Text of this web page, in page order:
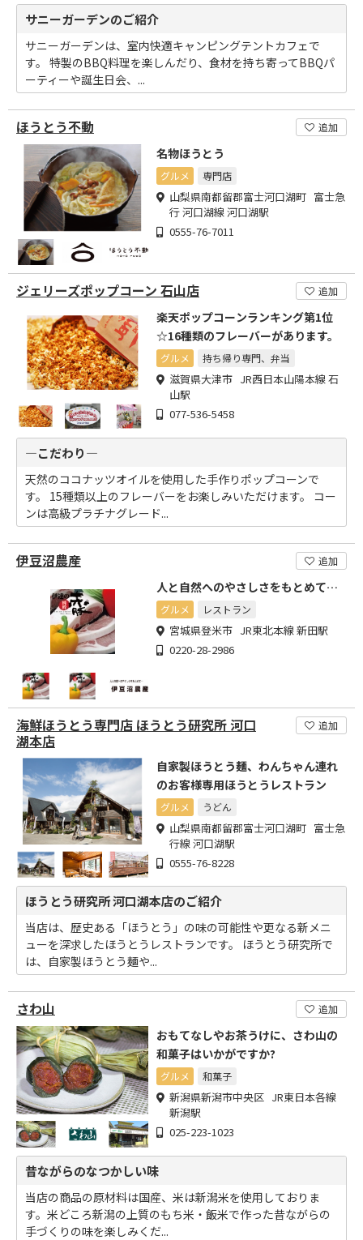
サニーガーデンのご紹介
サニーガーデンは、室内快適キャンピングテントカフェで
す。 特製のBBQ料理を楽しんだり、食材を持ち寄ってBBQパ
ーティーや誕生日会、...
ほうとう不動 追加
名物ほうとう
グルメ 専門店
山梨県南都留郡富士河口湖町 富士急
行 河口湖線 河口湖駅
0555-76-7011
ジェリーズポップコーン 石山店 追加
楽天ポップコーンランキング第1位
☆16種類のフレーバーがあります。
グルメ 持ち帰り専門、弁当
滋賀県大津市 JR西日本山陽本線 石
山駅
077-536-5458
―こだわり―
天然のココナッツオイルを使用した手作りポップコーンで
す。 15種類以上のフレーバーをお楽しみいただけます。 コー
ンは高級プラチナグレード...
伊豆沼農産 追加
人と自然へのやさしさをもとめて…
グルメ レストラン
宮城県登米市 JR東北本線 新田駅
0220-28-2986
海鮮ほうとう専門店 ほうとう研究所 河口
湖本店
追加
自家製ほうとう麺、わんちゃん連れ
のお客様専用ほうとうレストラン
グルメ うどん
山梨県南都留郡富士河口湖町 富士急
行線 河口湖駅
0555-76-8228
ほうとう研究所 河口湖本店のご紹介
当店は、歴史ある「ほうとう」の味の可能性や更なる新メニ
ューを深求したほうとうレストランです。 ほうとう研究所で
は、自家製ほうとう麺や...
さわ山 追加
おもてなしやお茶うけに、さわ山の
和菓子はいかがですか?
グルメ 和菓子
新潟県新潟市中央区 JR東日本各線
新潟駅
025-223-1023
昔ながらのなつかしい味
当店の商品の原材料は国産、米は新潟米を使用しておりま
す。米どころ新潟の上質のもち米・飯米で作った昔ながらの
手づくりの味を楽しみくだ...